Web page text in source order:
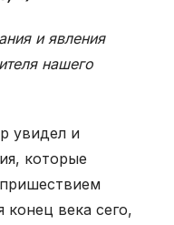
и явления
нашего
увидел и
которые
конец века сего,